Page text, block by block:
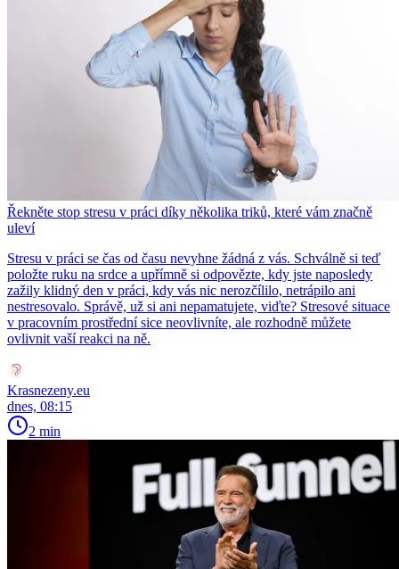
Řekněte stop stresu v práci díky několika triků, které vám značně
uleví
Stresu v práci se čas od času nevyhne žádná z vás. Schválně si teď
položte ruku na srdce a upřímně si odpovězte, kdy jste naposledy
zažily klidný den v práci, kdy vás nic nerozčílilo, netrápilo ani
nestresovalo. Správě, už si ani nepamatujete, viďte? Stresové situace
v pracovním prostřední sice neovlivníte, ale rozhodně můžete
ovlivnit vaší reakci na ně.
Krasnezeny.eu
dnes, 08:15
2 min